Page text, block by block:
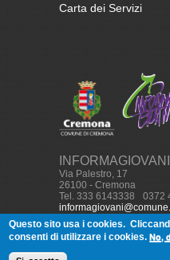
Carta dei Servizi
INFORMAGIOVANI
Via Palestro, 17
26100 - Cremona
Tel. 333 6143338
0372
© Copyright, 2013
Questo sito usa i cookies.
consenti di utilizzare i cookies. No,